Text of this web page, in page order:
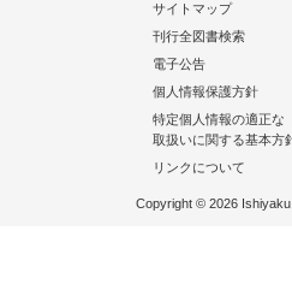
サイトマップ
刊行全図書検索
電子公告
個人情報保護方針
特定個人情報の適正な
取扱いに関する基本方
リンクについて
Copyright © 2026 Ishiyaku